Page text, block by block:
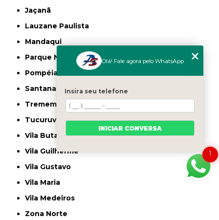
Jaçanã
Lauzane Paulista
Mandaqui
Parque Novo Mundo
Pompéia
Santana
Tremembé
Tucuruvi
Vila Butantã
Vila Guilherme
Vila Gustavo
Vila Maria
Vila Medeiros
Zona Norte
1
Olá! Fale agora pelo WhatsApp
Insira seu telefone
INICIAR CONVERSA